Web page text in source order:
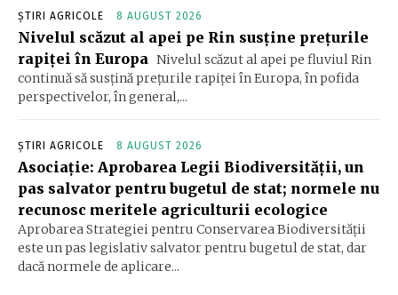
ȘTIRI AGRICOLE 8 AUGUST 2026
Nivelul scăzut al apei pe Rin susține prețurile
rapiței în Europa Nivelul scăzut al apei pe fluviul Rin
continuă să susțină prețurile rapiței în Europa, în pofida
perspectivelor, în general,...
ȘTIRI AGRICOLE 8 AUGUST 2026
Asociație: Aprobarea Legii Biodiversității, un
pas salvator pentru bugetul de stat; normele nu
recunosc meritele agriculturii ecologice
Aprobarea Strategiei pentru Conservarea Biodiversității
este un pas legislativ salvator pentru bugetul de stat, dar
dacă normele de aplicare...